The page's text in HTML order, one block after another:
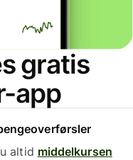
gratis
app
altid middelkursen